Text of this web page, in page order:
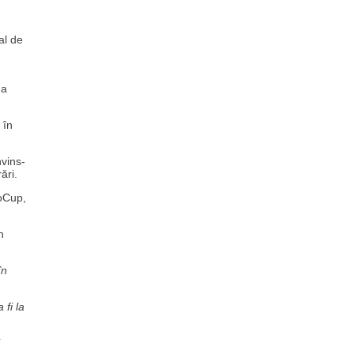
de
în
fi la